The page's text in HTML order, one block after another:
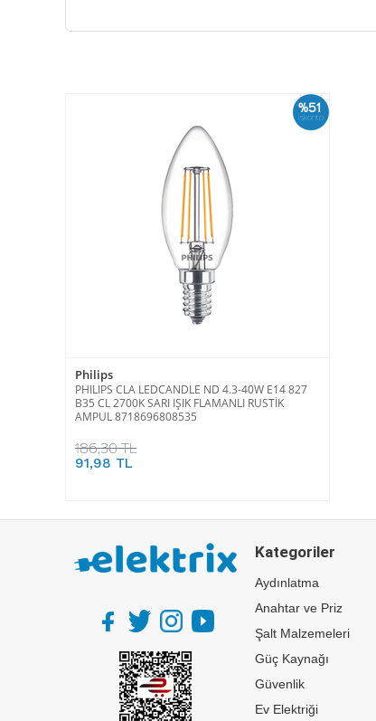
%51
İskonto
Philips
PHILIPS CLA LEDCANDLE ND 4.3-40W E14 827
B35 CL 2700K SARI IŞIK FLAMANLI RUSTİK
AMPUL 8718696808535
186,30 TL
91,98 TL
Kategoriler
Aydınlatma
Anahtar ve Priz
Şalt Malzemeleri
Güç Kaynağı
Güvenlik
Ev Elektriği